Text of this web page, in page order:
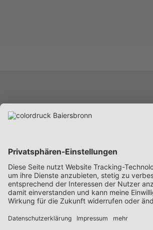
Karriere
News
Beschaffung
Kontakt